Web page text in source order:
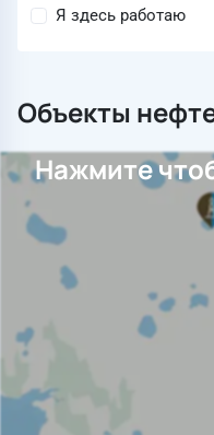
Я здесь работаю
Объекты
Нажмите